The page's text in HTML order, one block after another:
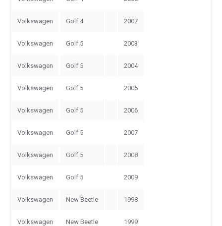
Volkswagen Golf 4 2007
Volkswagen Golf 5 2003
Volkswagen Golf 5 2004
Volkswagen Golf 5 2005
Volkswagen Golf 5 2006
Volkswagen Golf 5 2007
Volkswagen Golf 5 2008
Volkswagen Golf 5 2009
Volkswagen New Beetle 1998
Volkswagen New Beetle 1999